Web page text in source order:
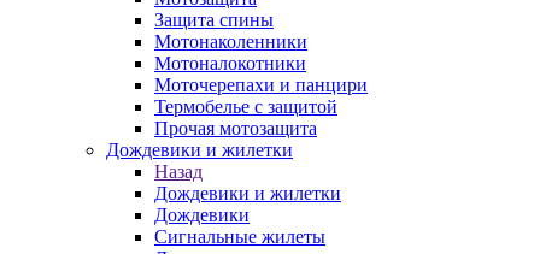
Защита спины
Мотонаколенники
Мотоналокотники
Моточерепахи и панцири
Термобелье с защитой
Прочая мотозащита
Дождевики и жилетки
Назад
Дождевики и жилетки
Дождевики
Сигнальные жилеты